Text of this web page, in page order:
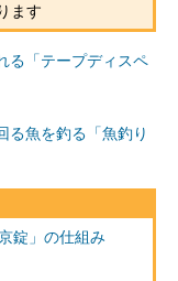
ます
る「テープディスペ
る魚を釣る「魚釣り
錠」の仕組み